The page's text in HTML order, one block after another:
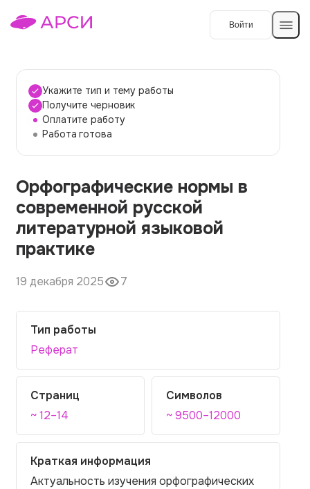
Войти
Темы работ
О сервисе
О компании
Наши гарантии
Порядок оплаты
Контакты
Укажите тип и тему работы
Получите черновик
Оплатите работу
Работа готова
Орфографические нормы в
современной русской
литературной языковой
практике
19 декабря 2025 7
Тип работы
Реферат
Страниц
~ 12–14
Символов
~ 9500–12000
Краткая информация
Актуальность изучения орфографических